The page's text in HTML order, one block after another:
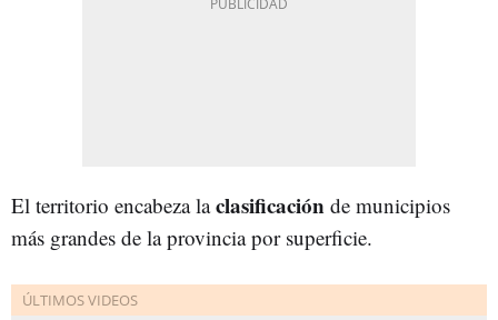
El territorio encabeza laclasificación de municipios
más grandes de la provincia por superficie.